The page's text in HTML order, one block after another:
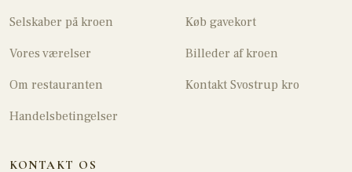
Selskaber på kroen
Vores værelser
Om restauranten​
​Handelsbetingelser
Køb gavekort
Billeder af kroen
Kontakt Svostrup kro
KONTAKT OS